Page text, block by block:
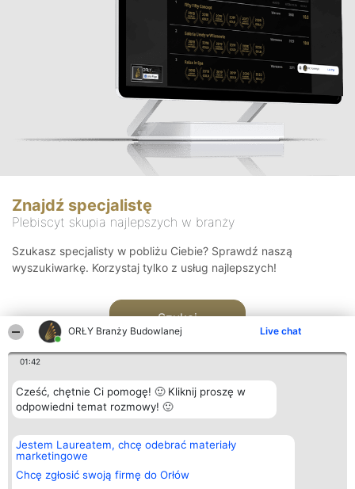
ORŁY Branży Budowlanej Live chat
01:42
Cześć, chętnie Ci pomogę! 🙂 Kliknij proszę w
odpowiedni temat rozmowy! 🙂
Jestem Laureatem, chcę odebrać materiały
marketingowe
Chcę zgłosić swoją firmę do Orłów
Znajdź specjalistę
Plebiscyt skupia najlepszych w branży
Szukasz specjalisty w pobliżu Ciebie? Sprawdź naszą
wyszukiwarkę. Korzystaj tylko z usług najlepszych!
Szukaj
Organizator plebiscytu
Bright Side Solutions sp. z o.
o. sp. k.
ul. Ruska 22
Wrocław 50-079
Plebiscyt
Laureaci
wszystkich
Laureatów
Kontakt
Kontakt